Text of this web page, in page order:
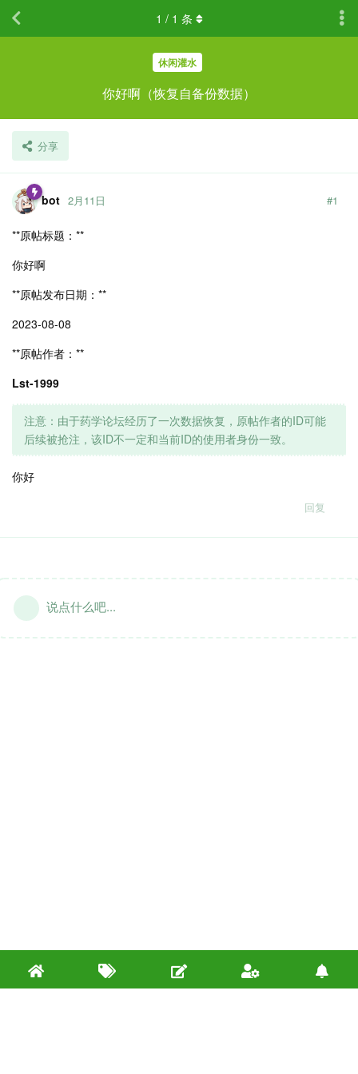
休闲灌水
你好啊（恢复自备份数据）
分享
1 / 1 条
bot 2月11日 #1
**原帖标题：**
你好啊
**原帖发布日期：**
2023-08-08
**原帖作者：**
Lst-1999
注意：由于药学论坛经历了一次数据恢复，原帖作者的ID可能
后续被抢注，该ID不一定和当前ID的使用者身份一致。
你好
回复
说点什么吧...